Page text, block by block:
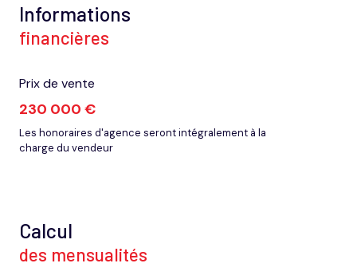
Informations
financières
Prix de vente
230 000 €
Les honoraires d'agence seront intégralement à la
charge du vendeur
Calcul
des mensualités